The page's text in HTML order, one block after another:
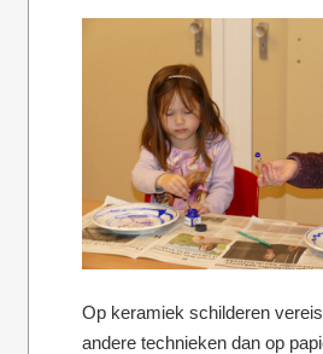
Op keramiek schilderen
andere technieken dan op